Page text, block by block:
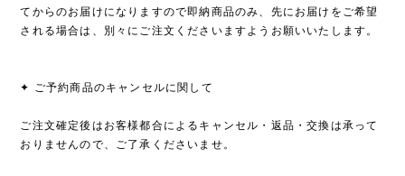
てからのお届けになりますので即納商品のみ、先にお届けをご希望
される場合は、別々にご注文くださいますようお願いいたします。
✦ ご予約商品のキャンセルに関して
ご注文確定後はお客様都合によるキャンセル・返品・交換は承って
おりませんので、ご了承くださいませ。